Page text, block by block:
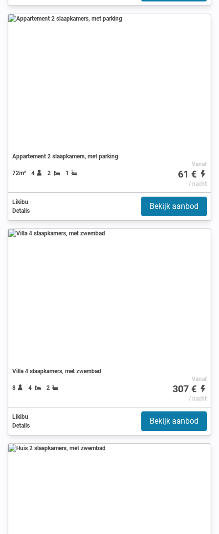
Appartement 2 slaapkamers, met parking
72m² 4 2 1
Vanaf
61 €
/ nacht
Likibu
Details
Bekijk aanbod
Villa 4 slaapkamers, met zwembad
8 4 2
Vanaf
307 €
/ nacht
Likibu
Details
Bekijk aanbod